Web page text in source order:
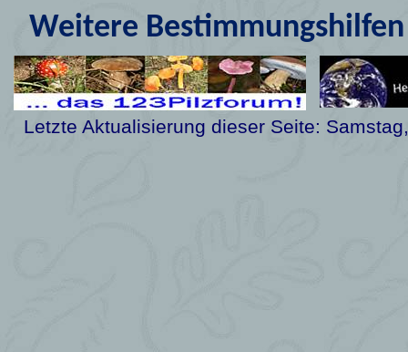
Weitere
Letzte Aktualisierung dieser Seite: